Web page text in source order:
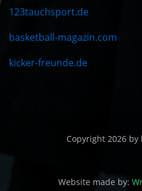
123tauchsport.de
basketball-magazin.com
kicker-freunde.de
Copyright 2026
Website made by: